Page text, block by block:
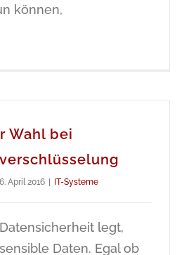
können,
Wahl bei
6. April 2016 IT-Systeme
legt,
Daten. Egal ob